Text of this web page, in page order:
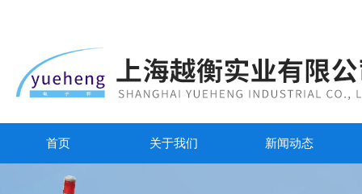
首页 关于我们 新闻动态